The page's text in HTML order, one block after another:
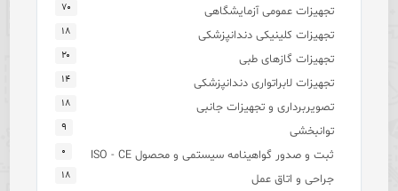
تجهیزات عمومی آزمایشگاهی ۷۰
تجهیزات کلینیکی دندانپزشکی ۱۸
تجهیزات گازهای طبی ۲۰
تجهیزات لابراتواری دندانپزشکی ۱۴
تصویربرداری و تجهیزات جانبی ۱۸
توانبخشی ۹
ثبت و صدور گواهینامه سیستمی و محصول ISO - CE ۰
جراحی و اتاق عمل ۱۸